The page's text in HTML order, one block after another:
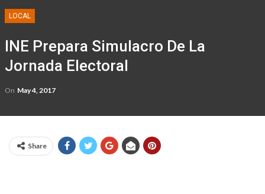
LOCAL
INE Prepara Simulacro De La
Jornada Electoral
On May 4, 2017
Share